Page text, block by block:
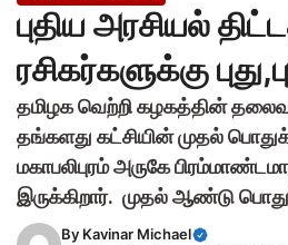
புதிய அரசியல்
ரசிகர்களுக்கு
தமிழக வெற்றி கழகத்தின்
தங்களது கட்சியின் முதல்
மகாபலிபுரம் அருகே
இருக்கிறார். முதல் ஆண்டு
By Kavinar Michael